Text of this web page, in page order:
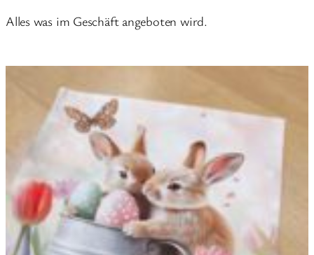
Alles was im Geschäft angeboten wird.